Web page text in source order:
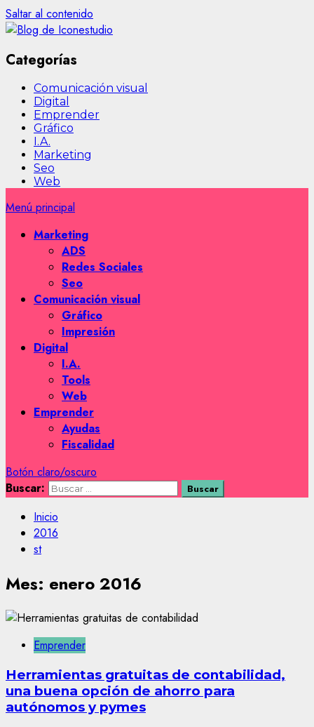
Saltar al contenido
Categorías
Comunicación visual
Digital
Emprender
Gráfico
I.A.
Marketing
Seo
Web
Menú principal
Marketing
ADS
Redes Sociales
Seo
Comunicación visual
Gráfico
Impresión
Digital
I.A.
Tools
Web
Emprender
Ayudas
Fiscalidad
Botón claro/oscuro
Buscar:
Inicio
2016
st
Mes: enero 2016
Emprender
Herramientas gratuitas de contabilidad,
una buena opción de ahorro para
autónomos y pymes